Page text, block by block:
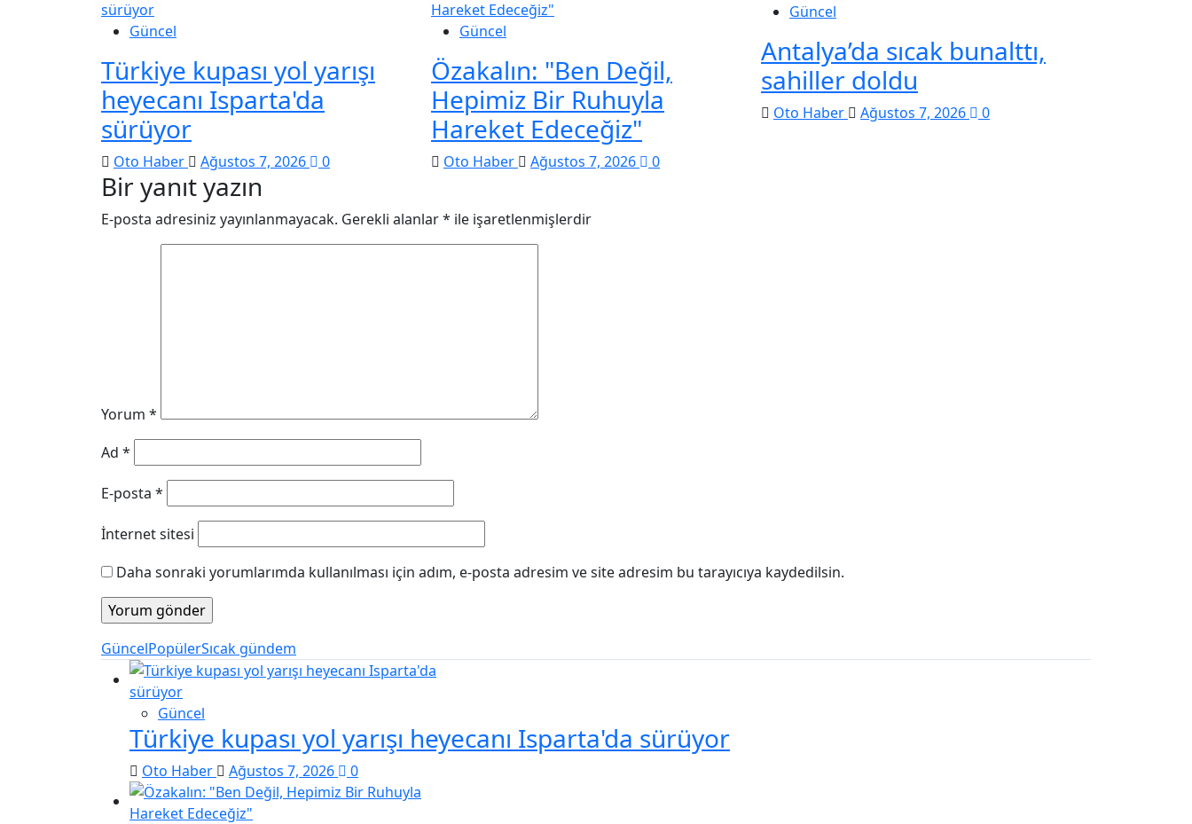
Güncel
Türkiye kupası yol yarışı
heyecanı Isparta'da
sürüyor
Oto Haber Ağustos 7, 2026 0
Güncel
Özakalın: "Ben Değil,
Hepimiz Bir Ruhuyla
Hareket Edeceğiz"
Oto Haber Ağustos 7, 2026 0
Güncel
Antalya’da sıcak bunalttı,
sahiller doldu
Oto Haber Ağustos 7, 2026 0
Bir yanıt yazın
E-posta adresiniz yayınlanmayacak. Gerekli alanlar* ile işaretlenmişlerdir
Yorum *
Ad *
E-posta *
İnternet sitesi
Daha sonraki yorumlarımda kullanılması için adım, e-posta adresim ve site adresim bu tarayıcıya kaydedilsin.
GüncelPopülerSıcak gündem
Güncel
Türkiye kupası yol yarışı heyecanı Isparta'da sürüyor
Oto Haber Ağustos 7, 2026 0